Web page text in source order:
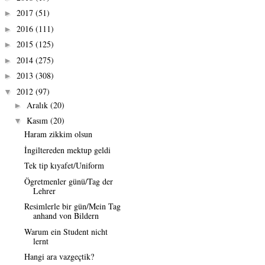
► 2017 (51)
► 2016 (111)
► 2015 (125)
► 2014 (275)
► 2013 (308)
▼ 2012 (97)
► Aralık (20)
▼ Kasım (20)
Haram zikkim olsun
İngiltereden mektup geldi
Tek tip kıyafet/Uniform
Ögretmenler günü/Tag der
Lehrer
Resimlerle bir gün/Mein Tag
anhand von Bildern
Warum ein Student nicht
lernt
Hangi ara vazgeçtik?